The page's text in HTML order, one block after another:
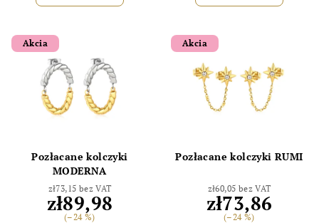
Akcia
Pozłacane kolczyki
MODERNA
zł73,15 bez VAT
zł89,98
(–24 %)
Akcia
Pozłacane kolczyki RUMI
zł60,05 bez VAT
zł73,86
(–24 %)